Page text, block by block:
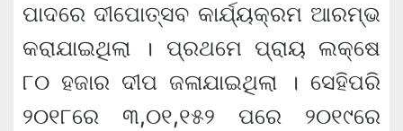
ପାଦରେ ଦୀପୋତ୍ସବ କାର୍ଯ୍ୟକ୍ରମ ଆରମ୍ଭ
କରାଯାଇଥିଲା । ପ୍ରଥମେ ପ୍ରାୟ ଲକ୍ଷେ
୮୦ ହଜାର ଦୀପ ଜଳାଯାଇଥିଲା । ସେହିପରି
୨୦୧୮ରେ ୩,୦୧,୧୫୨ ପରେ ୨୦୧୯ରେ